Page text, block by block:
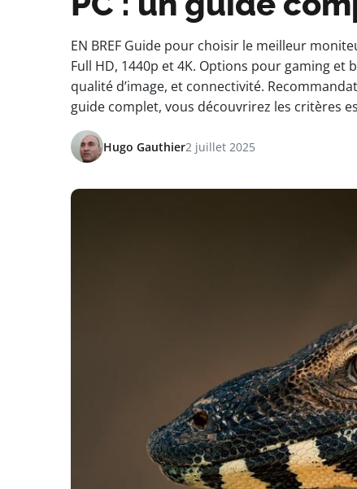
EN BREF Guide pour choisir le meilleur
Full HD, 1440p et 4K. Options pour gaming
qualité d’image, et connectivité.
guide complet, vous découvrirez les critères
Hugo Gauthier2 juillet 2025